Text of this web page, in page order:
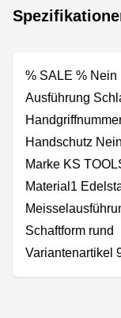
% SALE % Nein
Ausführung
Handschutz Nein
Marke KS
Material1
Schaftform rund
Variantenartikel